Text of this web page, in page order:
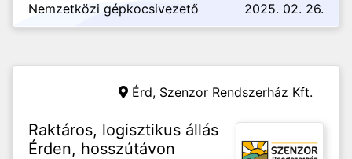
Nemzetközi gépkocsivezető 2025. 02. 26.
Érd, Szenzor Rendszerház Kft.
Raktáros, logisztikus állás
Érden, hosszútávon